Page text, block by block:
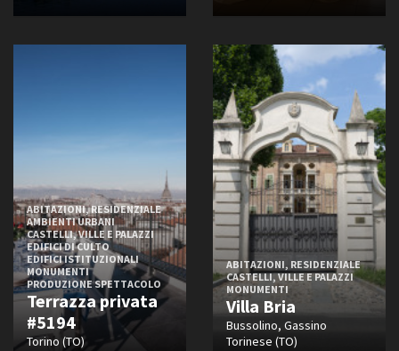
ABITAZIONI, RESIDENZIALE
AMBIENTI URBANI
CASTELLI, VILLE E PALAZZI
EDIFICI DI CULTO
EDIFICI ISTITUZIONALI
MONUMENTI
PRODUZIONE SPETTACOLO
Terrazza privata
#5194
Torino (TO)
ABITAZIONI, RESIDENZIALE
CASTELLI, VILLE E PALAZZI
MONUMENTI
Villa Bria
Bussolino, Gassino
Torinese (TO)